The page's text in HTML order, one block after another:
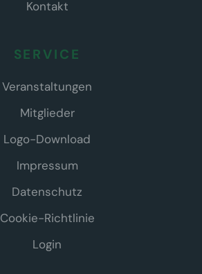
Kontakt
SERVICE
Veranstaltungen
Mitglieder
Logo-Download
Impressum
Datenschutz
Cookie-Richtlinie
Login